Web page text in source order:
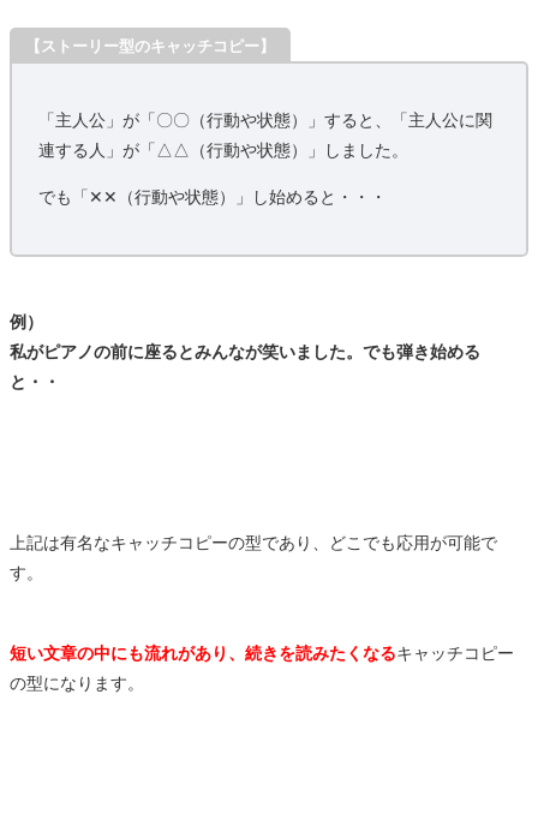
【ストーリー型のキャッチコピー】
「主人公」が「〇〇（行動や状態）」すると、「主人公に関
連する人」が「△△（行動や状態）」しました。
でも「✕✕（行動や状態）」し始めると・・・
例）
私がピアノの前に座るとみんなが笑いました。でも弾き始める
と・・
上記は有名なキャッチコピーの型であり、どこでも応用が可能で
す。
短い文章の中にも流れがあり、続きを読みたくなるキャッチコピー
の型になります。